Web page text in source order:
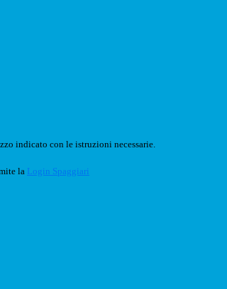
indicato con le istruzioni necessarie.
la Login Spaggiari